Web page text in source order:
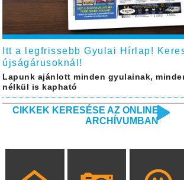
Itt a legfrissebb Gyulai Hírlap!
újságárusoknál!
Lapunk ajánlott minden gyulainak,
nélkül is kapható
CIKKEK KERESÉSE AZ ONLINE
ARCHÍVUMBAN